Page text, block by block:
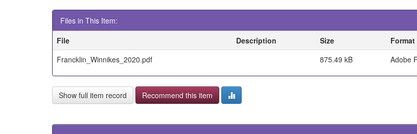
Files in This Item:
File
Description Size
Format
Francklin_Winnikes_2020.pdf
875.49 kB Adobe
Show full item record Recommend this item